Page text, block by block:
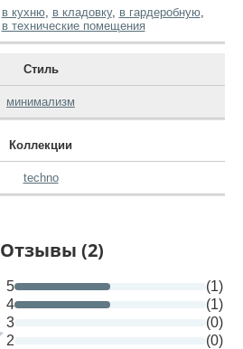
в кухню, в кладовку, в гардеробную,
в технические помещения
Стиль
минимализм
Коллекции
techno
Отзывы (2)
5
(1)
4
(1)
3
(0)
2
(0)